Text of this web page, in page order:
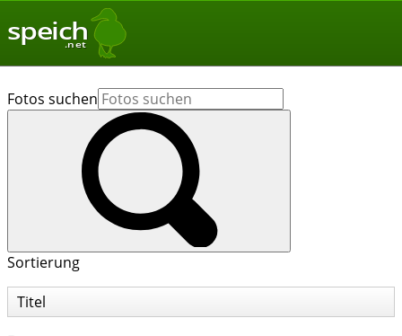
speich
.net
Fotos suchen
Sortierung
Titel